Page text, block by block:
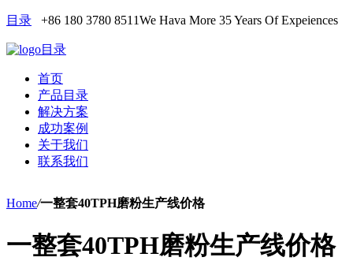
目录 +86 180 3780 8511We Hava More 35 Years Of Expeiences
目录
首页
产品目录
解决方案
成功案例
关于我们
联系我们
Home/一整套40TPH磨粉生产线价格
一整套40TPH磨粉生产线价格